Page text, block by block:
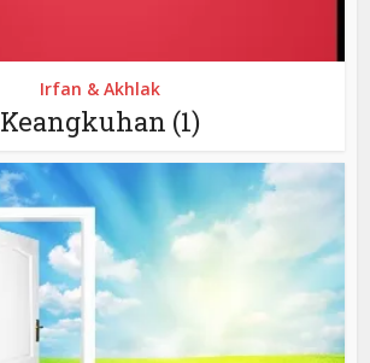
Irfan & Akhlak
Keangkuhan (1)